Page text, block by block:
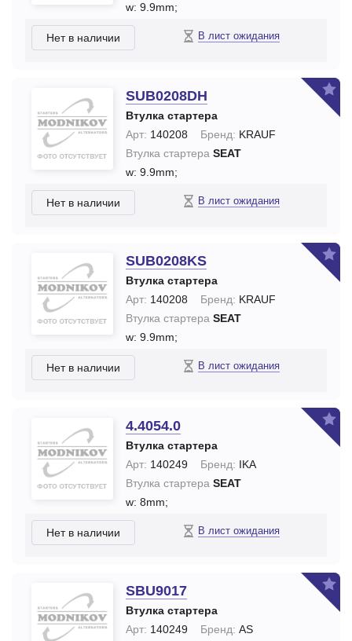
w: 9.9mm;
Нет в наличии В лист ожидания
SUB0208DH
Втулка стартера
Арт: 140208 Бренд: KRAUF
Втулка стартера SEAT
w: 9.9mm;
Нет в наличии В лист ожидания
SUB0208KS
Втулка стартера
Арт: 140208 Бренд: KRAUF
Втулка стартера SEAT
w: 9.9mm;
Нет в наличии В лист ожидания
4.4054.0
Втулка стартера
Арт: 140249 Бренд: IKA
Втулка стартера SEAT
w: 8mm;
Нет в наличии В лист ожидания
SBU9017
Втулка стартера
Арт: 140249 Бренд: AS